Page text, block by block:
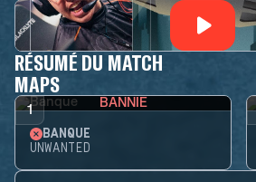
RÉSUMÉ DU MATCH
MAPS
1 BANNIE
BANQUE
UNWANTED